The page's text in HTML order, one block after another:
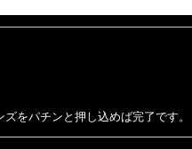
をパチンと押し込めば完了です。